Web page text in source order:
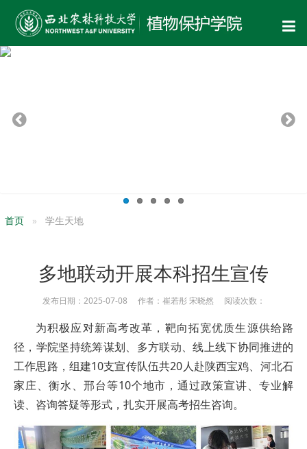
首页 学生天地
多地联动开展本科招生宣传
发布日期：2025-07-08 作者：崔若彤 宋晓然 阅读次数：
为积极应对新高考改革，靶向拓宽优质生源供给路
径，学院坚持统筹谋划、多方联动、线上线下协同推进的
工作思路，组建10支宣传队伍共20人赴陕西宝鸡、河北石
家庄、衡水、邢台等10个地市，通过政策宣讲、专业解
读、咨询答疑等形式，扎实开展高考招生咨询。